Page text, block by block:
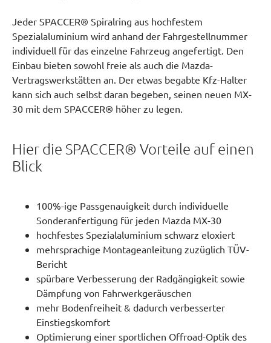
Jeder SPACCER® Spiralring aus hochfestem
Spezialaluminium wird anhand der Fahrgestellnummer
individuell für das einzelne Fahrzeug angefertigt. Den
Einbau bieten sowohl freie als auch die Mazda-
Vertragswerkstätten an. Der etwas begabte Kfz-Halter
kann sich auch selbst daran begeben, seinen neuen MX-
30 mit dem SPACCER® höher zu legen.
Hier die SPACCER® Vorteile auf einen
Blick
100%-ige Passgenauigkeit durch individuelle
Sonderanfertigung für jeden Mazda MX-30
hochfestes Spezialaluminium schwarz eloxiert
mehrsprachige Montageanleitung zuzüglich TÜV-
Bericht
spürbare Verbesserung der Radgängigkeit sowie
Dämpfung von Fahrwerkgeräuschen
mehr Bodenfreiheit & dadurch verbesserter
Einstiegskomfort
Optimierung einer sportlichen Offroad-Optik des